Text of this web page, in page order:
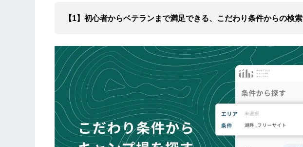
【1】初心者からベテランまで満足できる、こだわり条件からの検索